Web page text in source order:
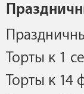
Торты к 1
Торты к 14